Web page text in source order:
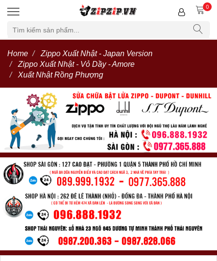
0
Home
Zippo Xuất Nhật - Japan Version
Zippo Xuất Nhật - Vỏ Dầy - Amore
Xuất Nhật Rồng Phượng